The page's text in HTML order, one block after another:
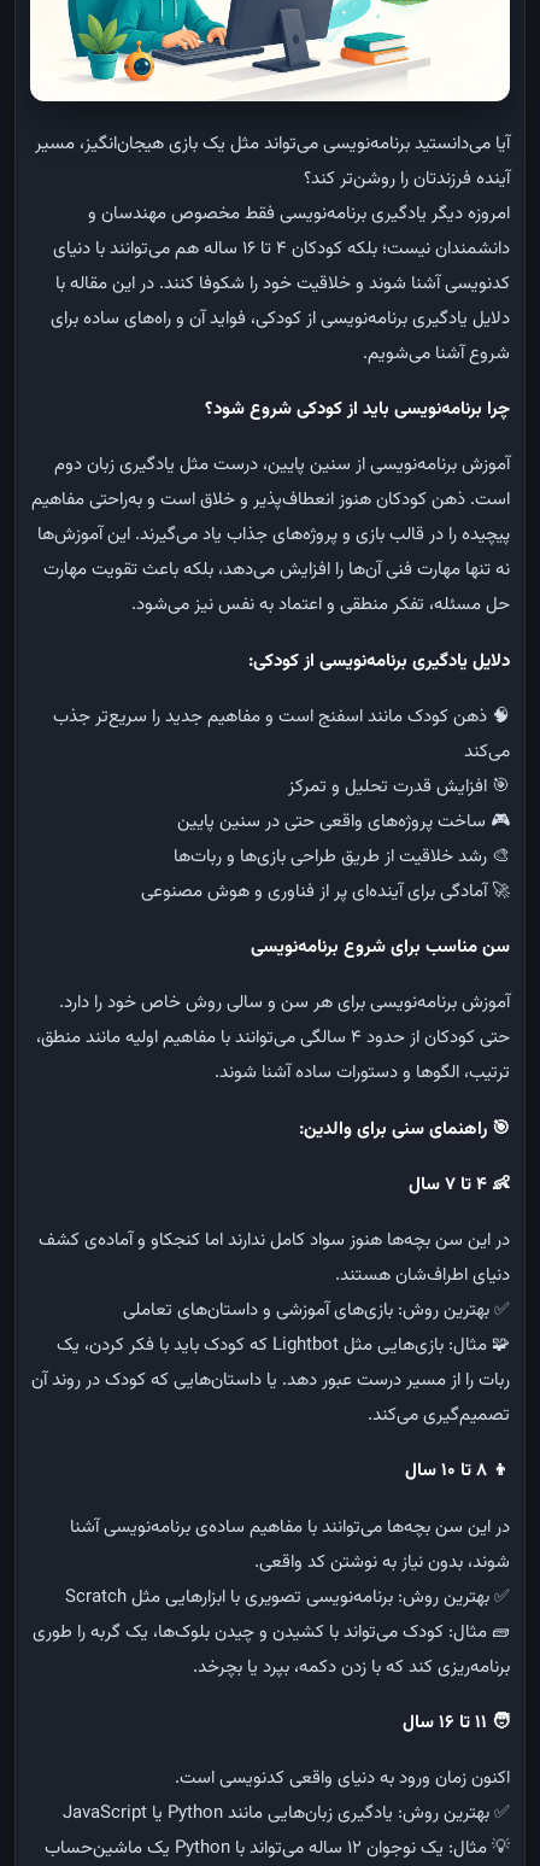
آیا می‌دانستید برنامه‌نویسی می‌تواند مثل یک بازی هیجان‌انگیز، مسیر
آینده فرزندتان را روشن‌تر کند؟
امروزه دیگر یادگیری برنامه‌نویسی فقط مخصوص مهندسان و
دانشمندان نیست؛ بلکه کودکان ۴ تا ۱۶ ساله هم می‌توانند با دنیای
کدنویسی آشنا شوند و خلاقیت خود را شکوفا کنند. در این مقاله با
دلایل یادگیری برنامه‌نویسی از کودکی، فواید آن و راه‌های ساده برای
شروع آشنا می‌شویم.
چرا برنامه‌نویسی باید از کودکی شروع شود؟
آموزش برنامه‌نویسی از سنین پایین، درست مثل یادگیری زبان دوم
است. ذهن کودکان هنوز انعطاف‌پذیر و خلاق است و به‌راحتی مفاهیم
پیچیده را در قالب بازی و پروژه‌های جذاب یاد می‌گیرند. این آموزش‌ها
نه تنها مهارت فنی آن‌ها را افزایش می‌دهد، بلکه باعث تقویت مهارت
حل مسئله، تفکر منطقی و اعتماد به نفس نیز می‌شود.
دلایل یادگیری برنامه‌نویسی از کودکی:
🧠 ذهن کودک مانند اسفنج است و مفاهیم جدید را سریع‌تر جذب
می‌کند
🎯 افزایش قدرت تحلیل و تمرکز
🎮 ساخت پروژه‌های واقعی حتی در سنین پایین
🎨 رشد خلاقیت از طریق طراحی بازی‌ها و ربات‌ها
🚀آمادگی برای آینده‌ای پر از فناوری و هوش مصنوعی
سن مناسب برای شروع برنامه‌نویسی
آموزش برنامه‌نویسی برای هر سن و سالی روش خاص خود را دارد.
حتی کودکان از حدود ۴ سالگی می‌توانند با مفاهیم اولیه مانند منطق،
ترتیب، الگوها و دستورات ساده آشنا شوند.
🎯 راهنمای سنی برای والدین:
👶 ۴تا ۷ سال
در این سن بچه‌ها هنوز سواد کامل ندارند اما کنجکاو و آماده‌ی کشف
دنیای اطراف‌شان هستند.
✅بهترین روش: بازی‌های آموزشی و داستان‌های تعاملی
🧩
مثال: بازی‌هایی مثل Lightbot که کودک باید با فکر کردن، یک
ربات را از مسیر درست عبور دهد. یا داستان‌هایی که کودک در روند آن
تصمیم‌گیری می‌کند.
👦 ۸تا ۱۰ سال
در این سن بچه‌ها می‌توانند با مفاهیم ساده‌ی برنامه‌نویسی آشنا
شوند، بدون نیاز به نوشتن کد واقعی.
✅بهترین روش: برنامه‌نویسی تصویری با ابزارهایی مثل Scratch
🧱 مثال: کودک می‌تواند با کشیدن و چیدن بلوک‌ها، یک گربه را طوری
برنامه‌ریزی کند که با زدن دکمه، بپرد یا بچرخد.
🧑 ۱۱تا ۱۶ سال
اکنون زمان ورود به دنیای واقعی کدنویسی است.
✅بهترین روش: یادگیری زبان‌هایی مانند Python یا JavaScript
💡
مثال: یک نوجوان ۱۲ ساله می‌تواند با Python یک ماشین‌حساب